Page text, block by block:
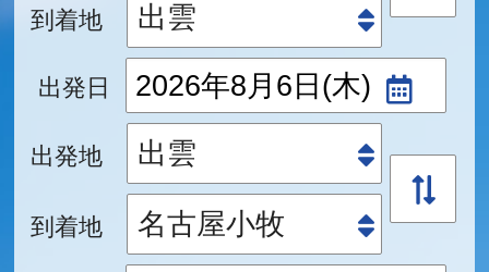
到着地
出発日
出発地
到着地